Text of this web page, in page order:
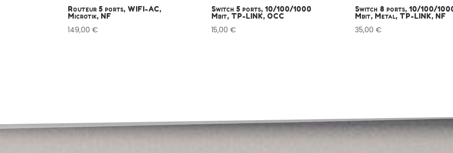
Routeur 5 ports, WIFI-AC,
Microtik, NF
149,00€
Switch 5 ports, 10/100/1000
Mbit, TP-LINK, OCC
15,00 €
Switch 8 ports, 10/100/
Mbit, Metal, TP-LINK, NF
35,00 €